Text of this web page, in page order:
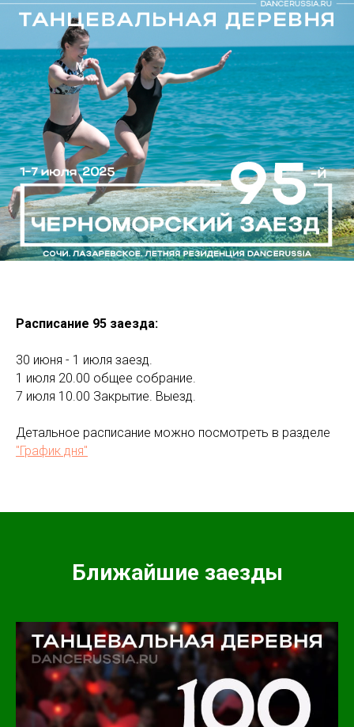
Расписание 95 заезда:
30 июня - 1 июля заезд.
1 июля 20.00 общее собрание.
7 июля 10.00 Закрытие. Выезд.
Детальное расписание можно посмотреть в разделе
"График дня"
Ближайшие заезды